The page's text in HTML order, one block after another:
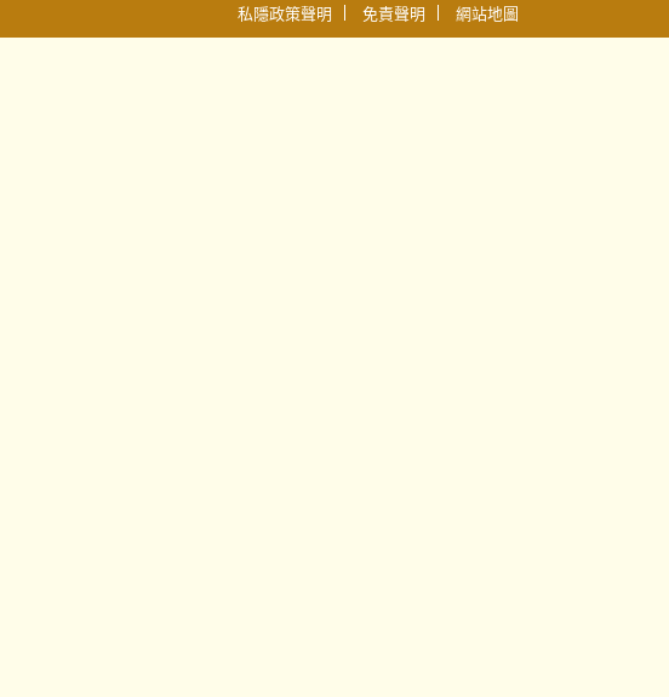
私隱政策聲明 免責聲明 網站地圖